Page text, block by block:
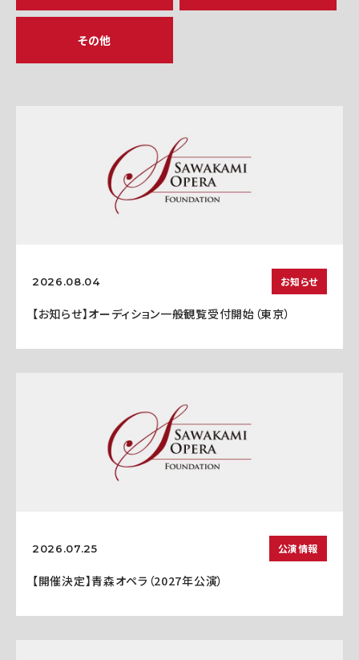
その他
2026.08.04 お知らせ
【お知らせ】オーディション一般観覧受付開始（東京）
2026.07.25 公演情報
【開催決定】青森オペラ（2027年公演）